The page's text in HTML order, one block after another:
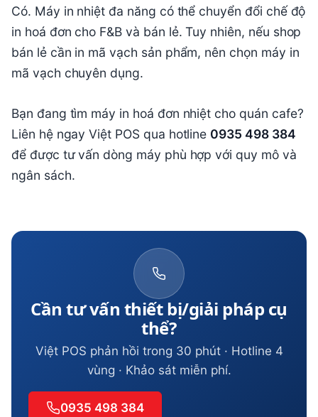
Có. Máy in nhiệt đa năng có thể chuyển đổi chế độ
in hoá đơn cho F&B và bán lẻ. Tuy nhiên, nếu shop
bán lẻ cần in mã vạch sản phẩm, nên chọn máy in
mã vạch chuyên dụng.
Bạn đang tìm máy in hoá đơn nhiệt cho quán cafe?
Liên hệ ngay Việt POS qua hotline 0935 498 384
để được tư vấn dòng máy phù hợp với quy mô và
ngân sách.
Cần tư vấn thiết bị/giải pháp cụ
thể?
Việt POS phản hồi trong 30 phút · Hotline 4
vùng · Khảo sát miễn phí.
0935 498 384